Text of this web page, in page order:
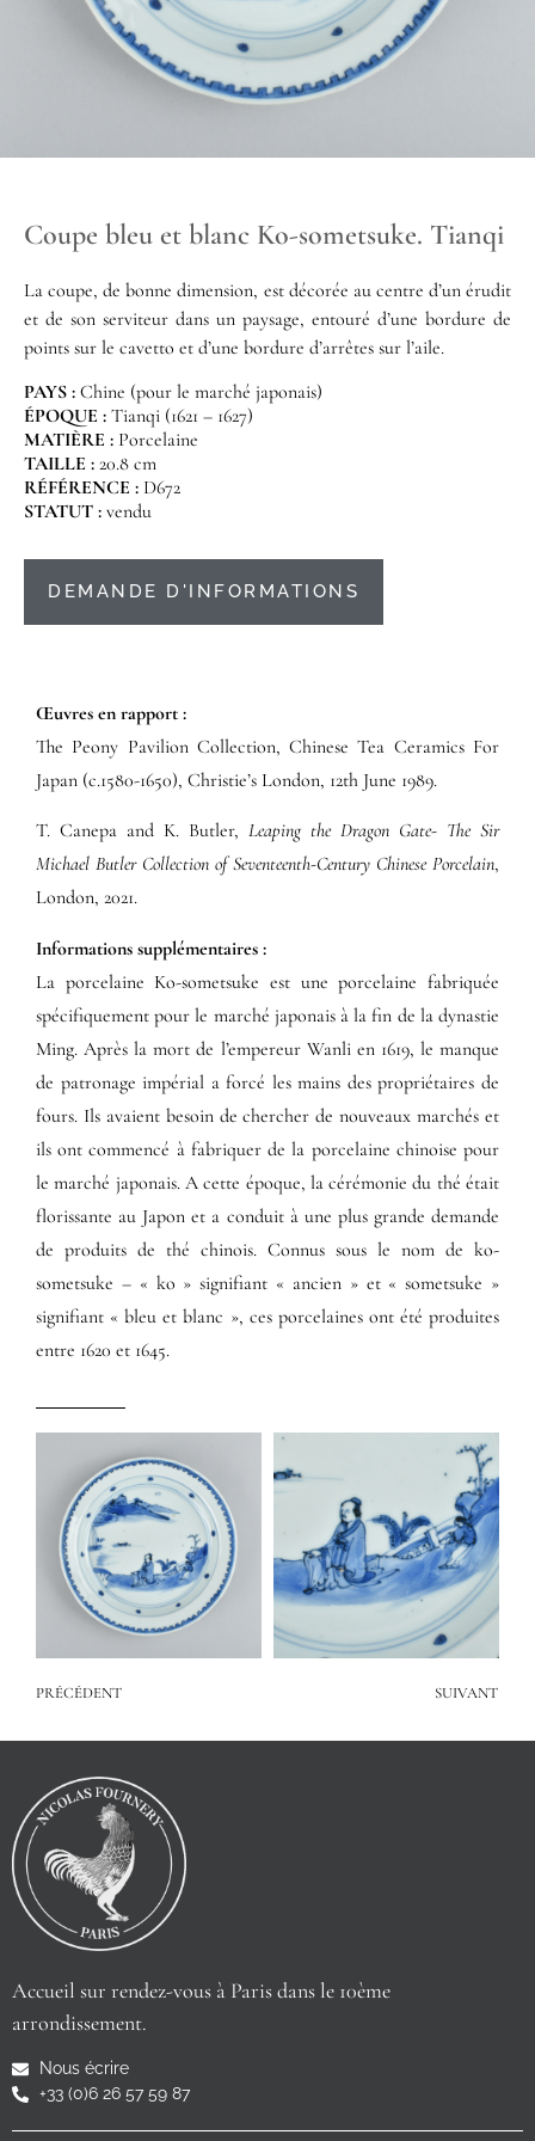
Coupe bleu et blanc Ko-sometsuke. Tianqi
La coupe, de bonne dimension, est décorée au centre d’un érudit
et de son serviteur dans un paysage, entouré d’une bordure de
points sur le cavetto et d’une bordure d’arrêtes sur l’aile.
PAYS : Chine (pour le marché japonais)
ÉPOQUE : Tianqi (1621 – 1627)
MATIÈRE : Porcelaine
TAILLE : 20.8 cm
RÉFÉRENCE : D672
STATUT : vendu
DEMANDE D'INFORMATIONS
Œuvres en rapport :​
The Peony Pavilion Collection, Chinese Tea Ceramics For
Japan (c.1580-1650), Christie’s London, 12th June 1989.
T. Canepa and K. Butler, Leaping the Dragon Gate- The Sir
Michael Butler Collection of Seventeenth-Century Chinese Porcelain,
London, 2021.
Informations supplémentaires​ :​
La porcelaine Ko-sometsuke est une porcelaine fabriquée
spécifiquement pour le marché japonais à la fin de la dynastie
Ming. Après la mort de l’empereur Wanli en 1619, le manque
de patronage impérial a forcé les mains des propriétaires de
fours. Ils avaient besoin de chercher de nouveaux marchés et
ils ont commencé à fabriquer de la porcelaine chinoise pour
le marché japonais. A cette époque, la cérémonie du thé était
florissante au Japon et a conduit à une plus grande demande
de produits de thé chinois. Connus sous le nom de ko-
sometsuke – « ko » signifiant « ancien » et « sometsuke »
signifiant « bleu et blanc », ces porcelaines ont été produites
entre 1620 et 1645.
PRÉCÉDENT SUIVANT
Accueil sur rendez-vous à Paris dans le 10ème
arrondissement.
Nous écrire
+33 (0)6 26 57 59 87